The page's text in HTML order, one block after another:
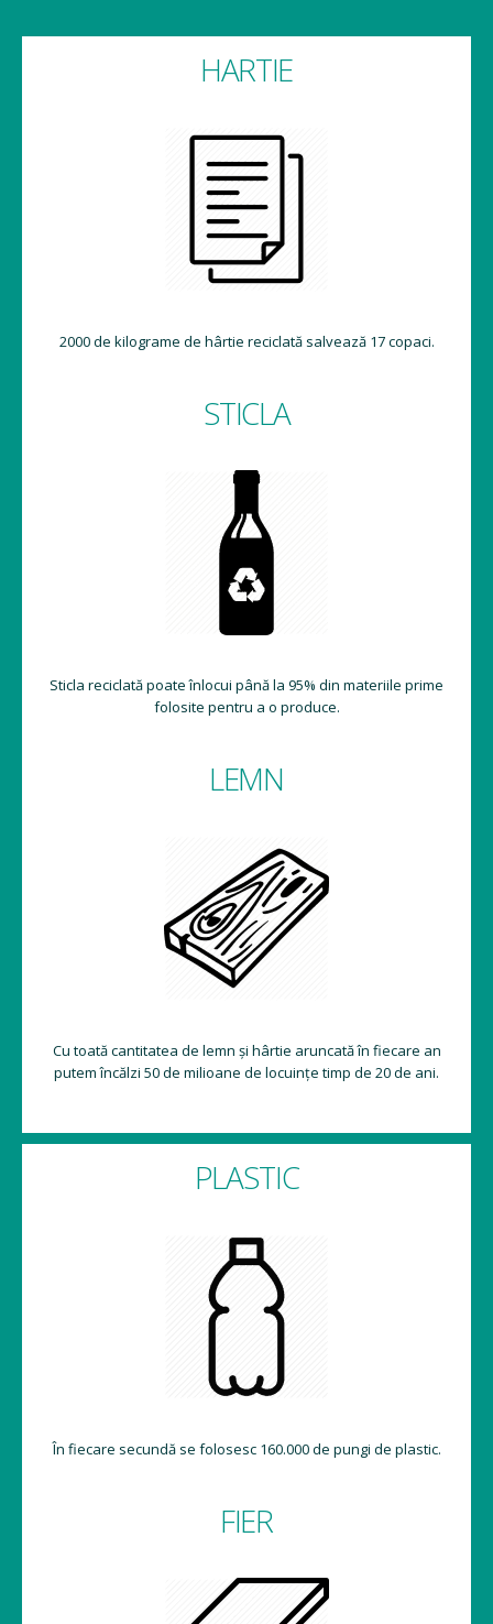
HARTIE
2000 de kilograme de hârtie reciclată salvează 17 copaci.
STICLA
Sticla reciclată poate înlocui până la 95% din materiile prime
folosite pentru a o produce.
LEMN
Cu toată cantitatea de lemn și hârtie aruncată în fiecare an
putem încălzi 50 de milioane de locuințe timp de 20 de ani.
PLASTIC
În fiecare secundă se folosesc 160.000 de pungi de plastic.
FIER